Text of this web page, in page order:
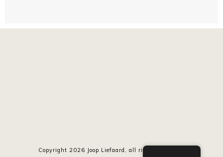
Copyright 2026 Joop Liefaard , all rights reserved.